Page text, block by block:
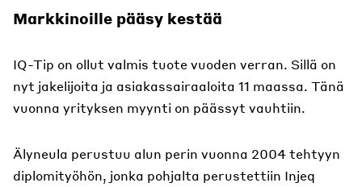
Markkinoille pääsy kestää
IQ-Tip on ollut valmis tuote vuoden verran. Sillä on
nyt jakelijoita ja asiakassairaaloita 11 maassa. Tänä
vuonna yrityksen myynti on päässyt vauhtiin.
Älyneula perustuu alun perin vuonna 2004 tehtyyn
diplomityöhön, jonka pohjalta perustettiin Injeq